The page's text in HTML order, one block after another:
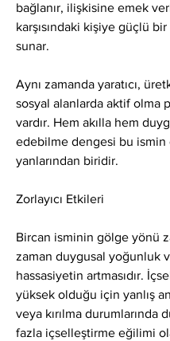
bağlanır, ilişkisine emek
karşısındaki kişiye güçlü
sunar.
Aynı zamanda yaratıcı,
sosyal alanlarda aktif olma
vardır. Hem akılla hem
edebilme dengesi bu ismin
yanlarından biridir.
Zorlayıcı Etkileri
Bircan isminin gölge yönü
zaman duygusal yoğunluk
hassasiyetin artmasıdır.
yüksek olduğu için yanlış
veya kırılma durumlarında
fazla içselleştirme eğilimi